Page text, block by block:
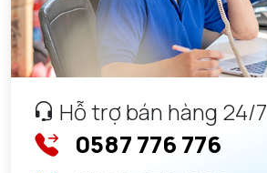
Hỗ trợ bán hàng 24/7
0587 776 776